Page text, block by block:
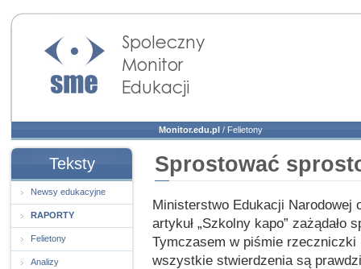
Społeczny Monitor
Edukacji
Monitor.edu.pl / Felietony
Teksty
Newsy edukacyjne
RAPORTY
Felietony
Analizy
Sprostować
Ministerstwo Edukacji Narodowej
artykuł „Szkolny kapo” zażądało
Tymczasem w piśmie
wszystkie stwierdzenia są